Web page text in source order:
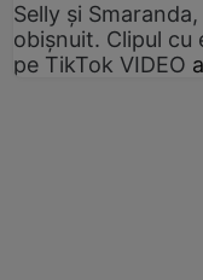
Selly și
obișnuit. Clipul cu
pe TikTok VIDEO